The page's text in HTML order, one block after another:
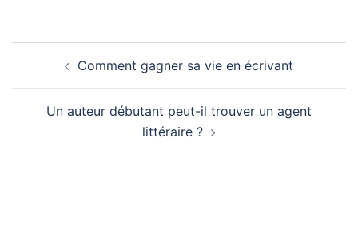
d’articleComment gagner sa vie en écrivant
Un auteur débutant peut-il trouver un agent
littéraire ?